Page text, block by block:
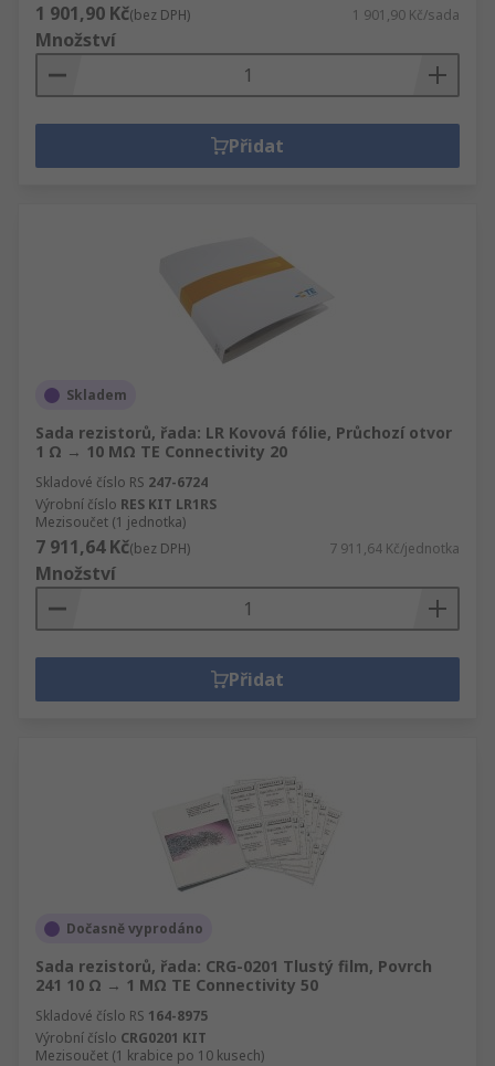
1 901,90 Kč(bez DPH) 1 901,90 Kč/sada
Množství
Přidat
Skladem
Sada rezistorů, řada: LR Kovová fólie, Průchozí otvor
1 Ω → 10 MΩ TE Connectivity 20
Skladové číslo RS 247-6724
Výrobní číslo RES KIT LR1RS
Mezisoučet (1 jednotka)
7 911,64 Kč(bez DPH) 7 911,64 Kč/jednotka
Množství
Přidat
Dočasně vyprodáno
Sada rezistorů, řada: CRG-0201 Tlustý film, Povrch
241 10 Ω → 1 MΩ TE Connectivity 50
Skladové číslo RS 164-8975
Výrobní číslo CRG0201 KIT
Mezisoučet (1 krabice po 10 kusech)